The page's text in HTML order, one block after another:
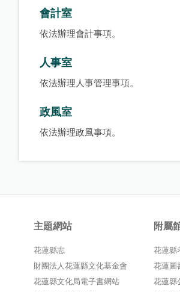
會計室
依法辦理會計事項。
人事室
依法辦理人事管理事項。
政風室
依法辦理政風事項。
主題網站
花蓮縣志
財團法人花蓮縣文化基金會
花蓮縣文化局電子書網站
附屬
花蓮縣
花蓮圖
花蓮縣